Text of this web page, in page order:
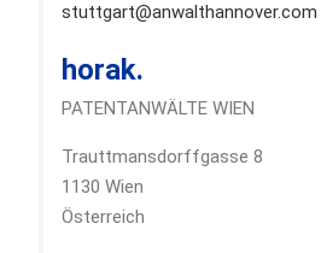
stuttgart@anwalthannover.com
horak.
PATENTANWÄLTE WIEN
Trauttmansdorffgasse 8
1130 Wien
Österreich